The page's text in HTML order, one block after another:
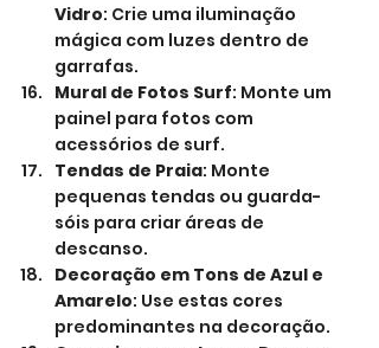
Vidro: Crie uma iluminação
mágica com luzes dentro de
garrafas.
Mural de Fotos Surf: Monte um
painel para fotos com
acessórios de surf.
Tendas de Praia: Monte
pequenas tendas ou guarda-
sóis para criar áreas de
descanso.
Decoração em Tons de Azul e
Amarelo: Use estas cores
predominantes na decoração.